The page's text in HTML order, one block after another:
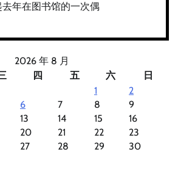
年在图书馆的一次偶
2026 年 8 月
四 五 六
日
1
2
6 7 8
9
13 14 15
16
20 21 22
23
27 28 29
30